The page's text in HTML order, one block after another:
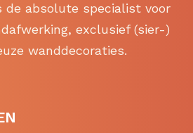
de absolute specialist voor
exclusief (sier-)
wanddecoraties.